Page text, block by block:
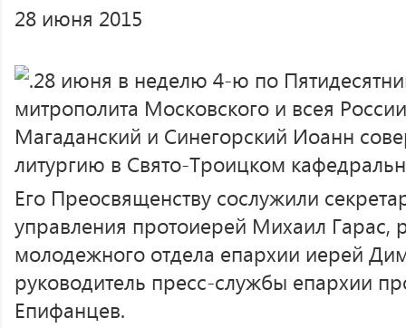
28 июня 2015
28 июня в неделю 4-ю по
митрополита Московского и всея
Магаданский и Синегорский Иоанн
литургию в Свято-Троицком
Его Преосвященству сослужили
управления протоиерей Михаил Гарас,
молодежного отдела епархии иерей
руководитель пресс-службы епархии
Епифанцев.